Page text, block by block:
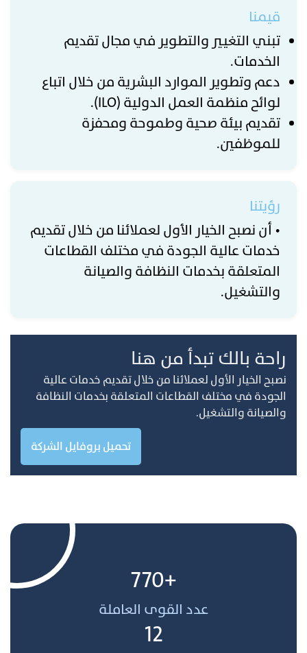
قيمنا
تبني التغيير والتطوير في مجال تقديم
الخدمات.
دعم وتطوير الموارد البشرية من خلال اتباع
لوائح منظمة العمل الدولية (ILO).
تقديم بيئة صحية وطموحة ومحفزة
للموظفين.
رؤيتنا
• أن نصبح الخيار الأول لعملائنا من خلال تقديم
خدمات عالية الجودة في مختلف القطاعات
المتعلقة بخدمات النظافة والصيانة
والتشغيل.
راحة بالك تبدأ من هنا
نصبح الخيار الأول لعملائنا من خلال تقديم خدمات عالية
الجودة في مختلف القطاعات المتعلقة بخدمات النظافة
والصيانة والتشغيل.
تحميل بروفايل الشركة
+770
عدد القوى العاملة
12